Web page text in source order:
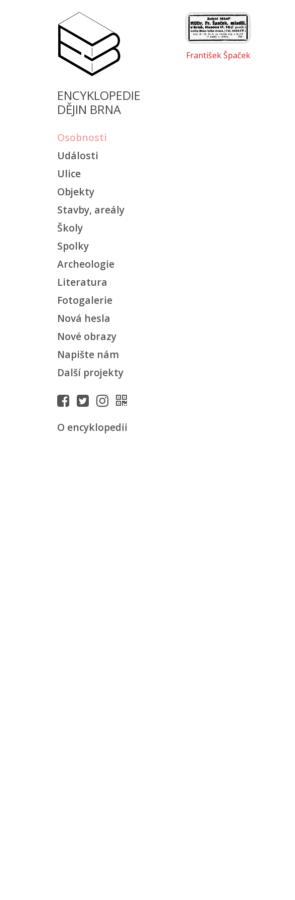
ENCYKLOPEDIE
DĚJIN BRNA
Osobnosti
Události
Ulice
Objekty
Stavby, areály
Školy
Spolky
Archeologie
Literatura
Fotogalerie
Nová hesla
Nové obrazy
Napište nám
Další projekty
O encyklopedii
František Špaček